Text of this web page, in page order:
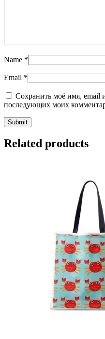
Name *
Email *
Сохранить моё имя, email
последующих моих
Related products